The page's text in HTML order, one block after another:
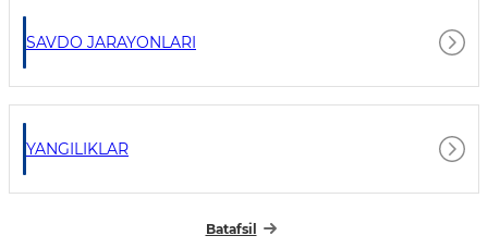
SAVDO JARAYONLARI
YANGILIKLAR
Batafsil